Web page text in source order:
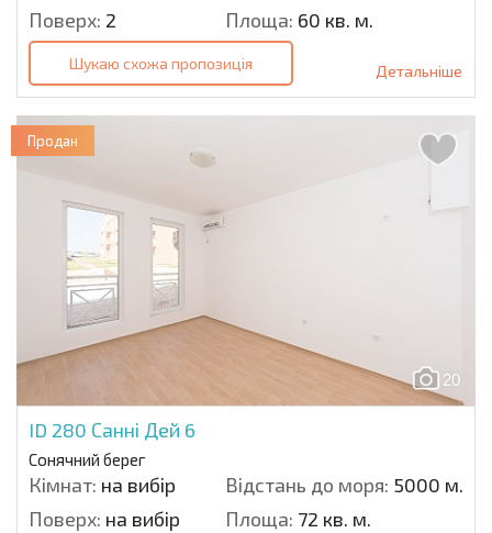
Поверх: 2 Площа: 60 кв. м.
Шукаю схожа пропозиція Детальніше
20
ID 280 Санні Дей 6
Сонячний берег
Кімнат: на вибір Відстань до моря: 5000 м.
Поверх: на вибір Площа: 72 кв. м.
Продан